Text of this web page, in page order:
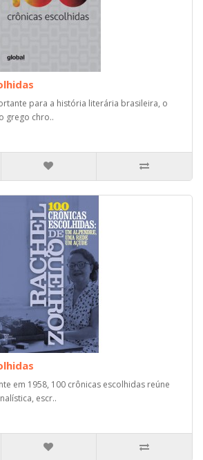
para a história literária brasileira, o
grego chro..
em 1958, 100 crônicas escolhidas reúne
escr..